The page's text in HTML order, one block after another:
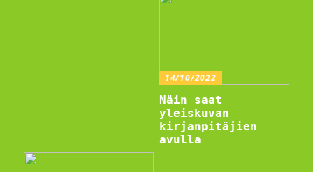
14/10/2022
Näin saat
yleiskuvan
kirjanpitäjien
avulla